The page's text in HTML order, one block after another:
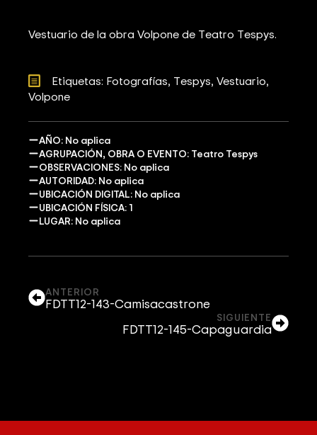
Vestuario de la obra Volpone de Teatro Tespys.
Etiquetas: Fotografías Tespys Vestuario
Volpone
AÑO: No aplica
AGRUPACIÓN, OBRA O EVENTO: Teatro Tespys
OBSERVACIONES: No aplica
AUTORIDAD: No aplica
UBICACIÓN DIGITAL: No aplica
UBICACIÓN FÍSICA: 1
LUGAR: No aplica
ANTERIOR
FDTT12-143-Camisacastrone
SIGUIENTE
FDTT12-145-Capaguardia